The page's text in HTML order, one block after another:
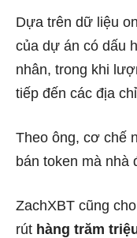
Dựa trên dữ liệu
của dự án có dấu
nhân, trong khi
tiếp đến các địa
Theo ông, cơ chế
bán token mà nhà
ZachXBT cũng
rút hàng trăm